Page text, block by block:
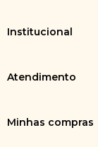
Institucional
Atendimento
Minhas compras